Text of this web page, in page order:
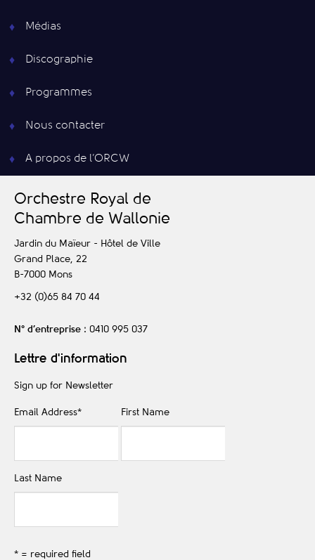
Médias
Discographie
Programmes
Nous contacter
A propos de l’ORCW
Orchestre Royal de
Chambre de Wallonie
Jardin du Maïeur - Hôtel de Ville
Grand Place, 22
B-7000 Mons
+32 (0)65 84 70 44
N° d’entreprise : 0410 995 037
Lettre d'information
Sign up for Newsletter
Email Address* First Name
Last Name
* = required field